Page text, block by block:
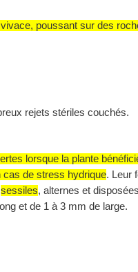
poussant sur des
rejets stériles couchés.
lorsque la plante
cas de stress hydrique. Leur
sessiles, alternes et
et de 1 à 3 mm de large.